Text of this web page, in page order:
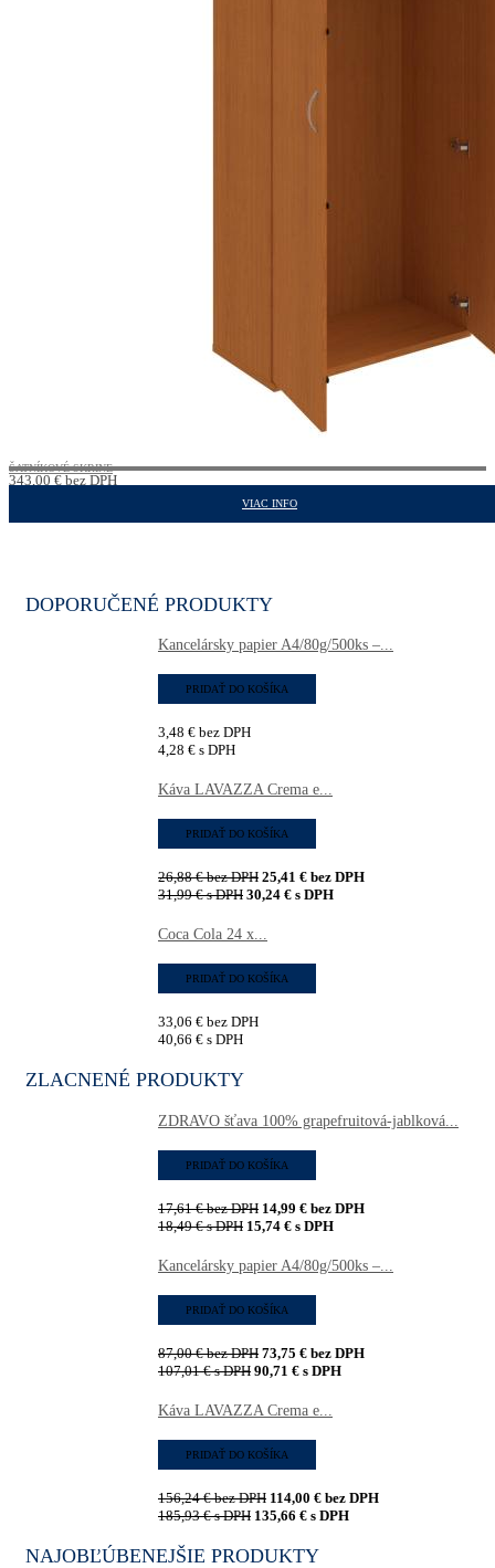
ŠATNÍKOVÉ SKRINE
343,00€bez DPH
VIAC INFO
DOPORUČENÉ PRODUKTY
Kancelársky papier A4/80g/500ks –...
3,48 € bez DPH
4,28 € s DPH
PRIDAŤ DO KOŠÍKA
Káva LAVAZZA Crema e...
26,88€bez DPH 25,41 € bez DPH
31,99€s DPH 30,24 € s DPH
PRIDAŤ DO KOŠÍKA
Coca Cola 24 x...
33,06 € bez DPH
40,66 € s DPH
PRIDAŤ DO KOŠÍKA
ZLACNENÉ PRODUKTY
ZDRAVO šťava 100% grapefruitová-jablková...
17,61€bez DPH 14,99 € bez DPH
18,49€s DPH 15,74 € s DPH
PRIDAŤ DO KOŠÍKA
Kancelársky papier A4/80g/500ks –...
87,00€bez DPH 73,75 € bez DPH
107,01€s DPH 90,71 € s DPH
PRIDAŤ DO KOŠÍKA
Káva LAVAZZA Crema e...
156,24€bez DPH 114,00 € bez DPH
185,93€s DPH 135,66 € s DPH
PRIDAŤ DO KOŠÍKA
NAJOBĽÚBENEJŠIE PRODUKTY